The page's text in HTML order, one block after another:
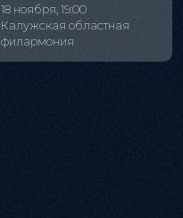
18 ноября, 19:00
Калужская областная
филармония